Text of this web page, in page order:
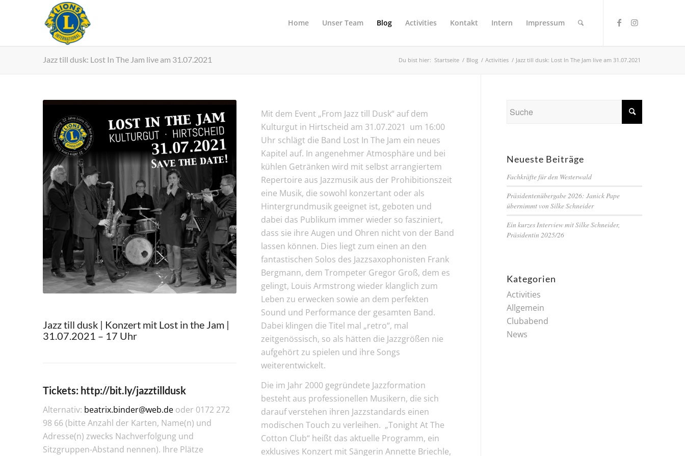
Home Unser Team Blog Activities Kontakt Intern Impressum
Jazz till dusk: Lost In The Jam live am 31.07.2021 Du bist hier: Startseite / Blog / Activities / Jazz till dusk: Lost In The Jam live am 31.07.2021
Jazz till dusk | Konzert mit Lost in the Jam |
31.07.2021 – 17 Uhr
Tickets: http://bit.ly/jazztilldusk
Alternativ: beatrix.binder@web.deoder 0172 272
98 66 (bitte Anzahl der Karten, Name(n) und
Adresse(n) zwecks Nachverfolgung und
Sitzgruppen-Abstand nennen). Ihre Plätze
Mit dem Event „From Jazz till Dusk“ auf dem
Kulturgut in Hirtscheid am 31.07.2021 um 16:00
Uhr schlägt die Band Lost In The Jam ein neues
Kapitel auf. In angenehmer Atmosphäre und bei
kühlen Getränken wird mit selbst arrangiertem
Repertoire aus Jazzmusik aus der Prohibitionszeit
eine Musik, die sowohl konzertant oder als
Hintergrundmusik geeignet ist, geboten und
dabei das Publikum immer wieder so fasziniert,
dass sie ihre Augen und Ohren nicht von der Band
lassen können. Dies liegt zum einen an den
fantastischen Solos des Jazzsaxophonisten Frank
Bergmann, dem Trompeter Gregor Groß, dem es
gelingt, Louis Armstrong wieder klanglich zum
Leben zu erwecken sowie an dem perfekten
Sound und Performance der gesamten Band.
Dabei klingen die Titel mal „retro“, mal
zeitgenössisch, so als hätten die Jazzgrößen nie
aufgehört zu spielen und ihre Songs
weiterentwickelt.
Die im Jahr 2000 gegründete Jazzformation
besteht aus professionellen Musikern, die sich
darauf verstehen ihren Jazzstandards einen
modischen Touch zu verleihen. „Tonight At The
Cotton Club“ heißt das aktuelle Programm, ein
exklusives Konzert mit Sängerin Annette Briechle,
Neueste Beiträge
Fachkräfte für den Westerwald
Präsidentenübergabe 2026: Janick Pape
übernimmt von Silke Schneider
Ein kurzes Interview mit Silke Schneider,
Präsidentin 2025/26
Kategorien
Activities
Allgemein
Clubabend
News